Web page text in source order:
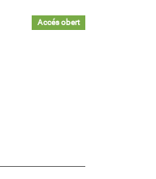
Accés obert